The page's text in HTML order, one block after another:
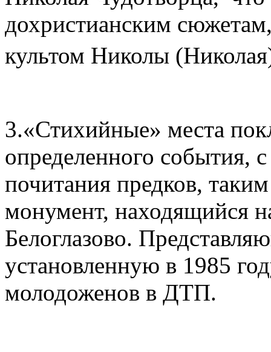
дохристианским
культом Николы
3.«Стихийные» места
определенного события,
почитания предков,
монумент, находящийся
Белоглазово.
установленную в 1985
молодоженов в ДТП.